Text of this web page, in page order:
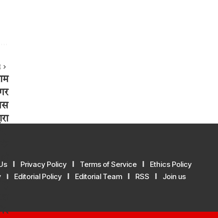
Privacy Policy Terms of Service
Ethics Policy
Editorial Policy Editorial Team RSS Join us